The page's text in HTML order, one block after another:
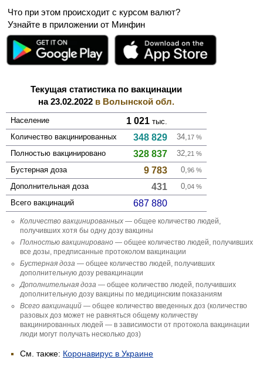
Что при этом происходит с курсом валют?
Узнайте в приложении от Минфин
Текущая статистика по вакцинации
на 23.02.2022 в Волынской обл.
Население 1 021 тыс.
Количество вакцини­рованных
348 829 34, 17 %
Полностью вакцини­ровано 328 837 32, 21 %
Бустерная доза 9 783 0, 96 %
Дополни­тельная доза 431 0, 04 %
Всего вакцинаций 687 880
Количество вакцини­рованных — общее количество людей,
получивших хотя бы одну дозу вакцины
Полностью вакцини­ровано — общее количество людей, получивших
все дозы, предписанные протоколом вакцинации
Бустерная доза — общее количество людей, получивших
дополнительную дозу ревакцинации
Дополни­тельная доза — общее количество людей, получивших
дополнительную дозу вакцины по медицинским показаниям
Всего вакцинаций — общее количество введенных доз (количество
разовых доз может не равняться общему количеству
вакцинированных людей — в зависимости от протокола вакцинации
люди могут получать несколько доз)
См. также: Коронавирус в Украине